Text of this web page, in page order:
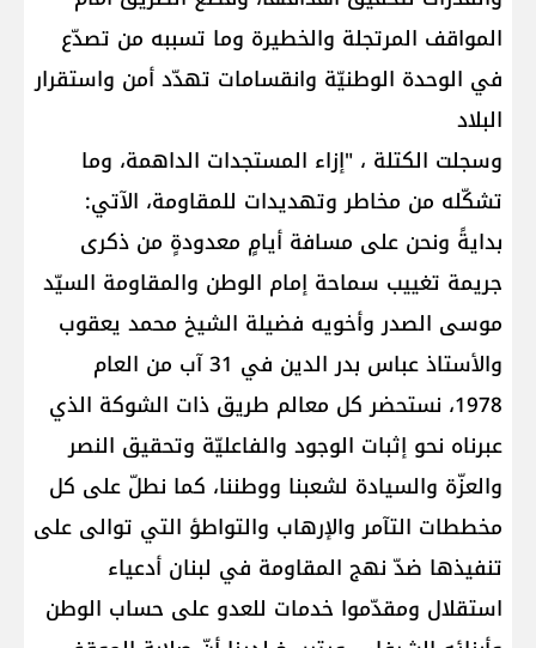
المواقف المرتجلة والخطيرة وما تسببه من تصدّع
في الوحدة الوطنيّة وانقسامات تهدّد أمن واستقرار
البلاد
وسجلت الكتلة ، "إزاء المستجدات الداهمة، وما
تشكّله من مخاطر وتهديدات للمقاومة، الآتي:
بدايةً ونحن على مسافة أيامٍ معدودةٍ من ذكرى
جريمة تغييب سماحة إمام الوطن والمقاومة السيّد
موسى الصدر وأخويه فضيلة الشيخ محمد يعقوب
والأستاذ عباس بدر الدين في 31 آب من العام
1978، نستحضر كل معالم طريق ذات الشوكة الذي
عبرناه نحو إثبات الوجود والفاعليّة وتحقيق النصر
والعزّة والسيادة لشعبنا ووطننا، كما نطلّ على كل
مخططات التآمر والإرهاب والتواطؤ التي توالى على
تنفيذها ضدّ نهج المقاومة في لبنان أدعياء
استقلال ومقدّموا خدمات للعدو على حساب الوطن